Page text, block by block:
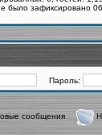
было зафиксировано
Пароль:
сообщения